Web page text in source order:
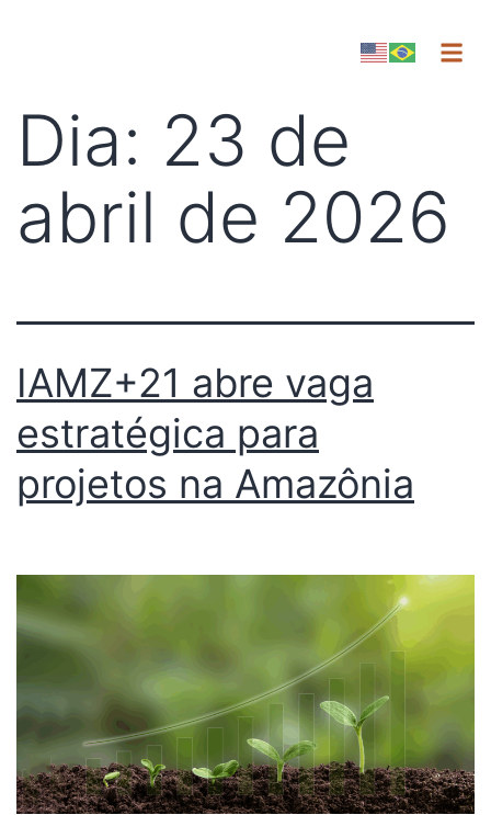
Dia: 23 de
abril de 2026
IAMZ+21 abre vaga
estratégica para
projetos na Amazônia